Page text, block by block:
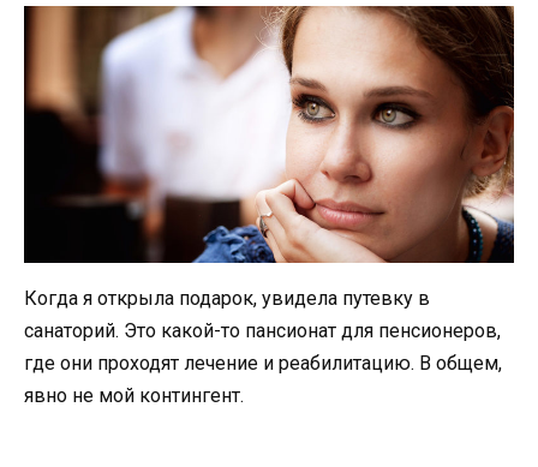
Когда я открыла подарок, увидела путевку в
санаторий. Это какой-то пансионат для пенсионеров,
где они проходят лечение и реабилитацию. В общем,
явно не мой контингент.